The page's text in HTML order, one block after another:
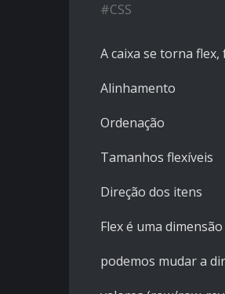
#CSS
A caixa se torna
Alinhamento
Ordenação
Tamanhos flexíveis
Direção dos itens
Flex é uma
podemos mudar a